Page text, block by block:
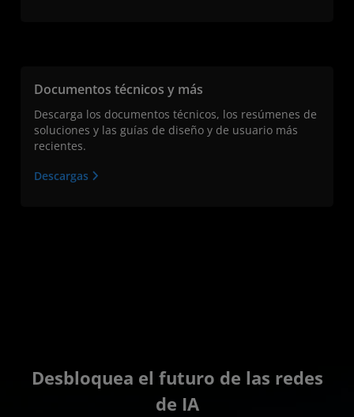
Documentos técnicos y más
Descarga los documentos técnicos, los resúmenes de
soluciones y las guías de diseño y de usuario más
recientes.
Descargas
Desbloquea el futuro de las redes
de IA